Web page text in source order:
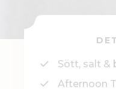
Sött, salt &
Afternoon